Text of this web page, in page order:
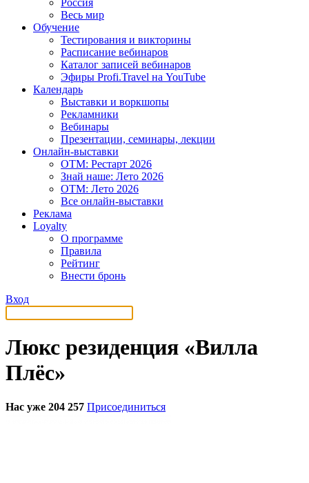
Россия
Весь мир
Обучение
Тестирования и викторины
Расписание вебинаров
Каталог записей вебинаров
Эфиры Profi.Travel на YouTube
Календарь
Выставки и воркшопы
Рекламники
Вебинары
Презентации, семинары, лекции
Онлайн-выставки
OTM: Рестарт 2026
Знай наше: Лето 2026
OTM: Лето 2026
Все онлайн-выставки
Реклама
Loyalty
О программе
Правила
Рейтинг
Внести бронь
Вход
Люкс резиденция «Вилла
Плёс»
Нас уже 204 257 Присоединиться